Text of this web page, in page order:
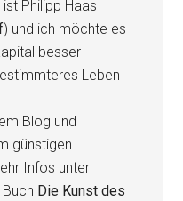
Philipp Haas
) und ich möchte es
besser
Leben
Blog und
günstigen
Infos unter
Die Kunst des